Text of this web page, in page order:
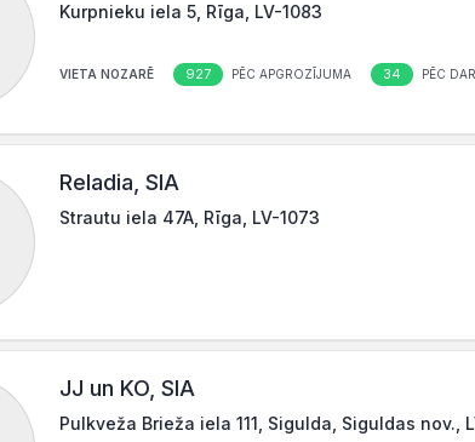
Kurpnieku iela 5, Rīga, LV-1083
VIETA NOZARĒ 927 PĒC APGROZĪJUMA 34 PĒC
Reladia, SIA
Strautu iela 47A, Rīga, LV-1073
JJ un KO, SIA
Pulkveža Brieža iela 111, Sigulda, Siguldas nov.,